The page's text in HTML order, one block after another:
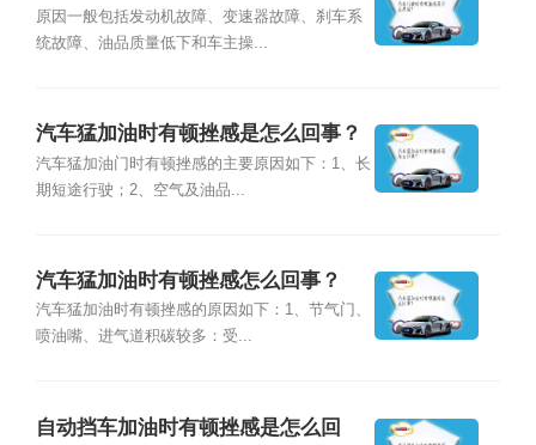
原因一般包括发动机故障、变速器故障、刹车系
统故障、油品质量低下和车主操...
汽车猛加油时有顿挫感是怎么回事？
汽车猛加油门时有顿挫感的主要原因如下：1、长
期短途行驶；2、空气及油品...
汽车猛加油时有顿挫感怎么回事？
汽车猛加油时有顿挫感的原因如下：1、节气门、
喷油嘴、进气道积碳较多：受...
自动挡车加油时有顿挫感是怎么回